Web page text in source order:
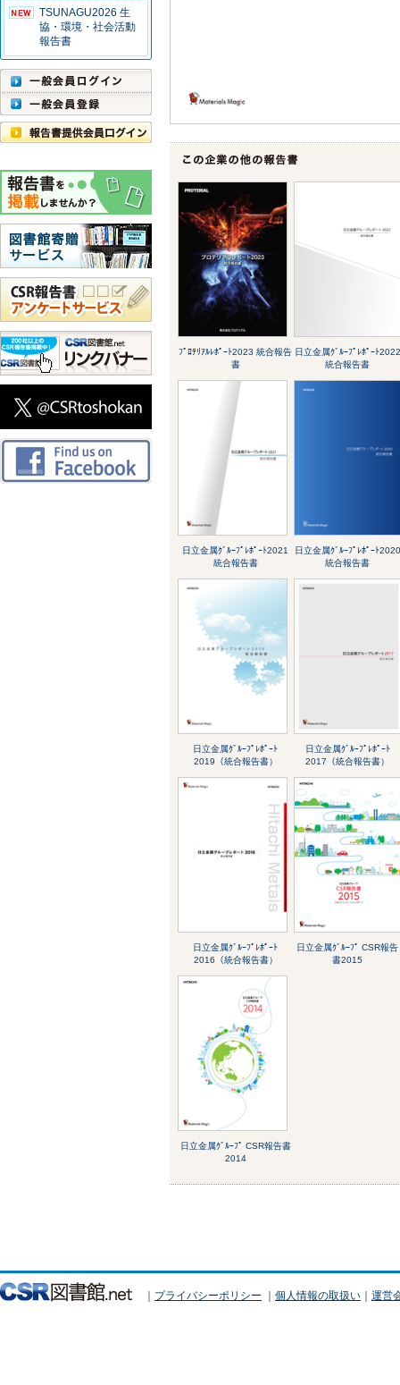
TSUNAGU2026 生
協・環境・社会活動
報告書
ﾌﾟﾛﾃﾘｱﾙﾚﾎﾟｰﾄ2023 統合報告
書
日立金属ｸﾞﾙｰﾌﾟﾚﾎﾟｰﾄ2022
統合報告書
日立金属ｸﾞﾙｰﾌﾟﾚﾎﾟｰﾄ2021
統合報告書
日立金属ｸﾞﾙｰﾌﾟﾚﾎﾟｰﾄ2020
統合報告書
日立金属ｸﾞﾙｰﾌﾟﾚﾎﾟｰﾄ
2019（統合報告書）
日立金属ｸﾞﾙｰﾌﾟﾚﾎﾟｰﾄ
2017（統合報告書）
日立金属ｸﾞﾙｰﾌﾟﾚﾎﾟｰﾄ
2016（統合報告書）
日立金属ｸﾞﾙｰﾌﾟ CSR報告
書2015
日立金属ｸﾞﾙｰﾌﾟ CSR報告書
2014
｜ プライバシーポリシー ｜ 個人情報の取扱い ｜ 運営